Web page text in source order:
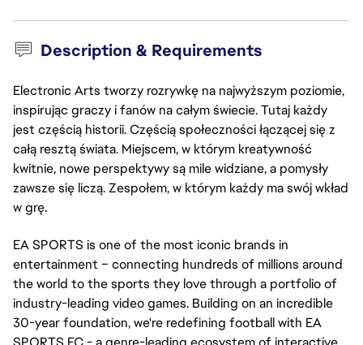
Description & Requirements
Electronic Arts tworzy rozrywkę na najwyższym poziomie,
inspirując graczy i fanów na całym świecie. Tutaj każdy
jest częścią historii. Częścią społeczności łączącej się z
całą resztą świata. Miejscem, w którym kreatywność
kwitnie, nowe perspektywy są mile widziane, a pomysły
zawsze się liczą. Zespołem, w którym każdy ma swój wkład
w grę.
EA SPORTS is one of the most iconic brands in
entertainment – connecting hundreds of millions around
the world to the sports they love through a portfolio of
industry-leading video games. Building on an incredible
30-year foundation, we're redefining football with EA